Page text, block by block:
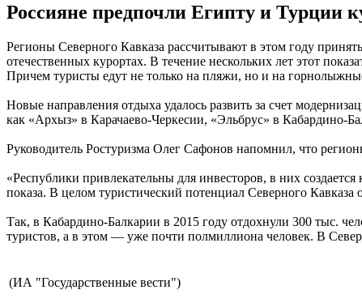
Россияне предпочли Египту и Турции
Регионы Северного Кавказа рассчитывают в этом году
отечественных курортах. В течение нескольких лет этот
Причем туристы едут не только на пляжи, но и на
Новые направления отдыха удалось развить за счет
как «Архыз» в Карачаево-Черкесии, «Эльбрус» в Кабардино-
Руководитель Ростуризма Олег Сафонов напомнил, что
«Республики привлекательны для инвесторов, в них
показа. В целом туристический потенциал Северного
Так, в Кабардино-Балкарии в 2015 году отдохнули 300 тыс.
туристов, а в этом — уже почти полмиллиона человек. В
(ИА "Государственные вести")